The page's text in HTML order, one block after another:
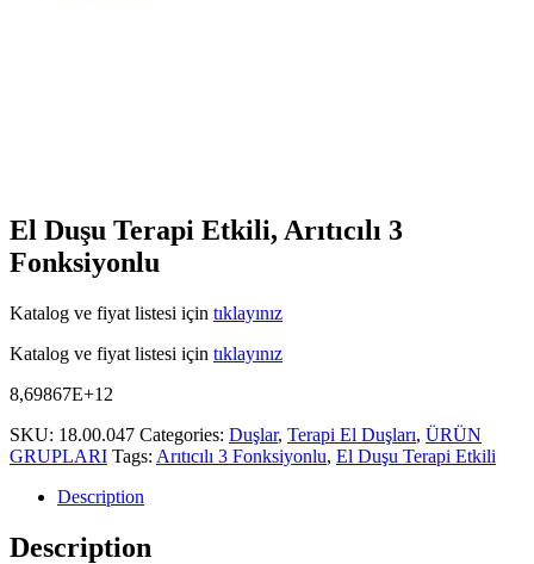
El Duşu Terapi Etkili, Arıtıcılı 3
Fonksiyonlu
Katalog ve fiyat listesi için tıklayınız
Katalog ve fiyat listesi için tıklayınız
8,69867E+12
SKU: 18.00.047 Categories: Duşlar, Terapi El Duşları, ÜRÜN
GRUPLARI Tags: Arıtıcılı 3 Fonksiyonlu, El Duşu Terapi Etkili
Description
Description